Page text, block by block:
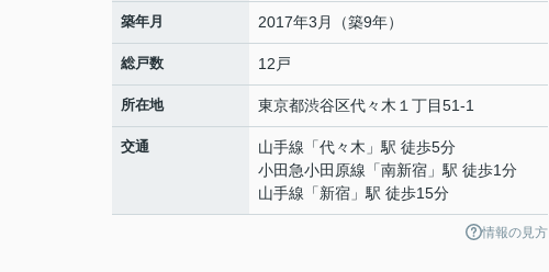
築年月 2017年3月（築9年）
総戸数 12戸
所在地 東京都渋谷区代々木 １丁目51-1
交通 山手線 「代々木 」駅 徒歩5分
小田急小田原線 「南新宿 」駅 徒歩1分
山手線 「新宿 」駅 徒歩15分
情報の見方